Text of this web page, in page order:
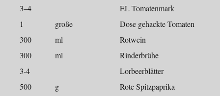
3–4
EL Tomatenmark
1
große
Dose gehackte Tomaten
300
ml
Rotwein
300
ml
Rinderbrühe
3-4
Lorbeerblätter
500
g
Rote Spitzpaprika